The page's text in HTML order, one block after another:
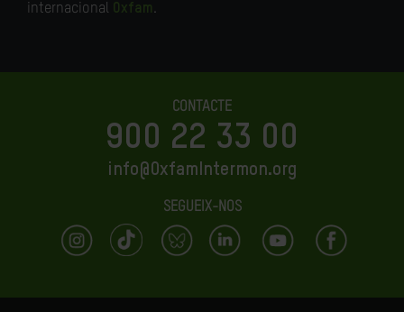
internacional Oxfam.
CONTACTE
900 22 33 00
info@OxfamIntermon.org
SEGUEIX-NOS